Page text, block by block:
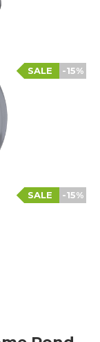
-15%
SALE
-15%
SALE